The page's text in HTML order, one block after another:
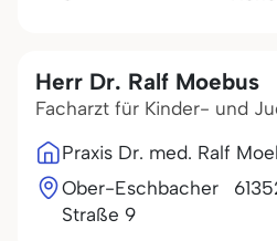
Herr Dr. Ralf Moebus
Facharzt für Kinder- und
Praxis Dr. med. Ralf
Ober-Eschbacher
Straße 9